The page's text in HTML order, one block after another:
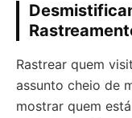
Rastrear quem
assunto cheio de
mostrar quem